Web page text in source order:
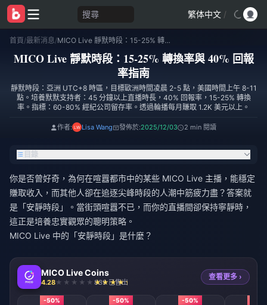
搜尋 繁体中文 /
首頁/最新消息/ MICO Live 靜默時段：15-25% 轉換率與 40% 回報率指南
MICO Live 靜默時段：15-25% 轉換率與 40% 回報
率指南
靜默時段：亞洲 UTC+8 時區，目標歐洲時間凌晨 2-5 點，美國時間上午 8-11
點。培養默默支持者：45 分鐘以上直播時長，40% 回報率，15-25% 轉換
率。指標：60-80% 經紀公司留存率。透過輪播每月賺取 1.2K 美元以上。
作者: Lisa Wang 發佈於:2025/12/03 2 min 閱讀
目錄
你是否曾好奇，為何在喧囂都市中的某些 MICO Live 主播，能穩定
賺取收入，而其他人卻在追逐尖峰時段的人潮中筋疲力盡？答案就
是「安靜時段」。當街頭喧囂不已，而你的直播間卻保持寧靜時，
這正是培養忠實觀眾的聰明策略。
MICO Live 中的「安靜時段」是什麼？
MICO Live Coins
4.28 839 已售出
查看更多 ›
-50% -50% -50%